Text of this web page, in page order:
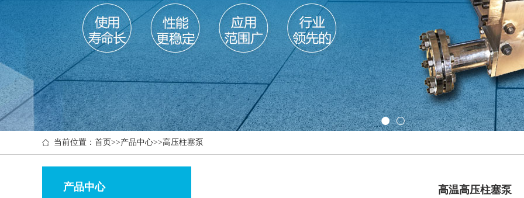
当前位置： 首页>>产品中心>>高压柱塞泵
产品中心
高温高压柱塞泵